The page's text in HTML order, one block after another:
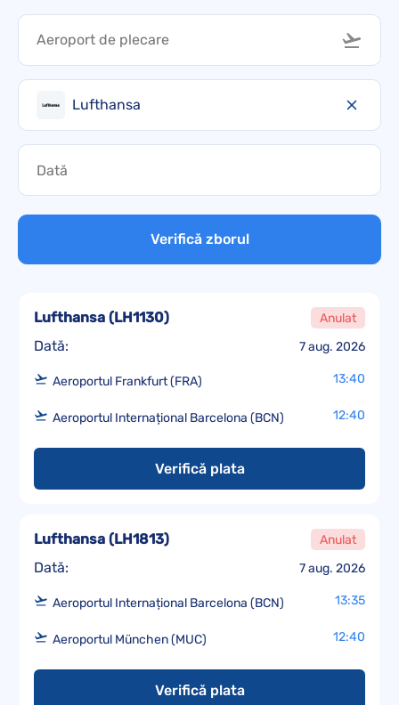
Lufthansa
Verifică zborul
Dată: 7 aug. 2026
Lufthansa (LH1130) Anulat
Aeroportul Frankfurt (FRA) 13:40
Aeroportul Internațional Barcelona (BCN) 12:40
Verifică plata
Dată: 7 aug. 2026
Lufthansa (LH1813) Anulat
Aeroportul Internațional Barcelona (BCN) 13:35
Aeroportul München (MUC) 12:40
Verifică plata